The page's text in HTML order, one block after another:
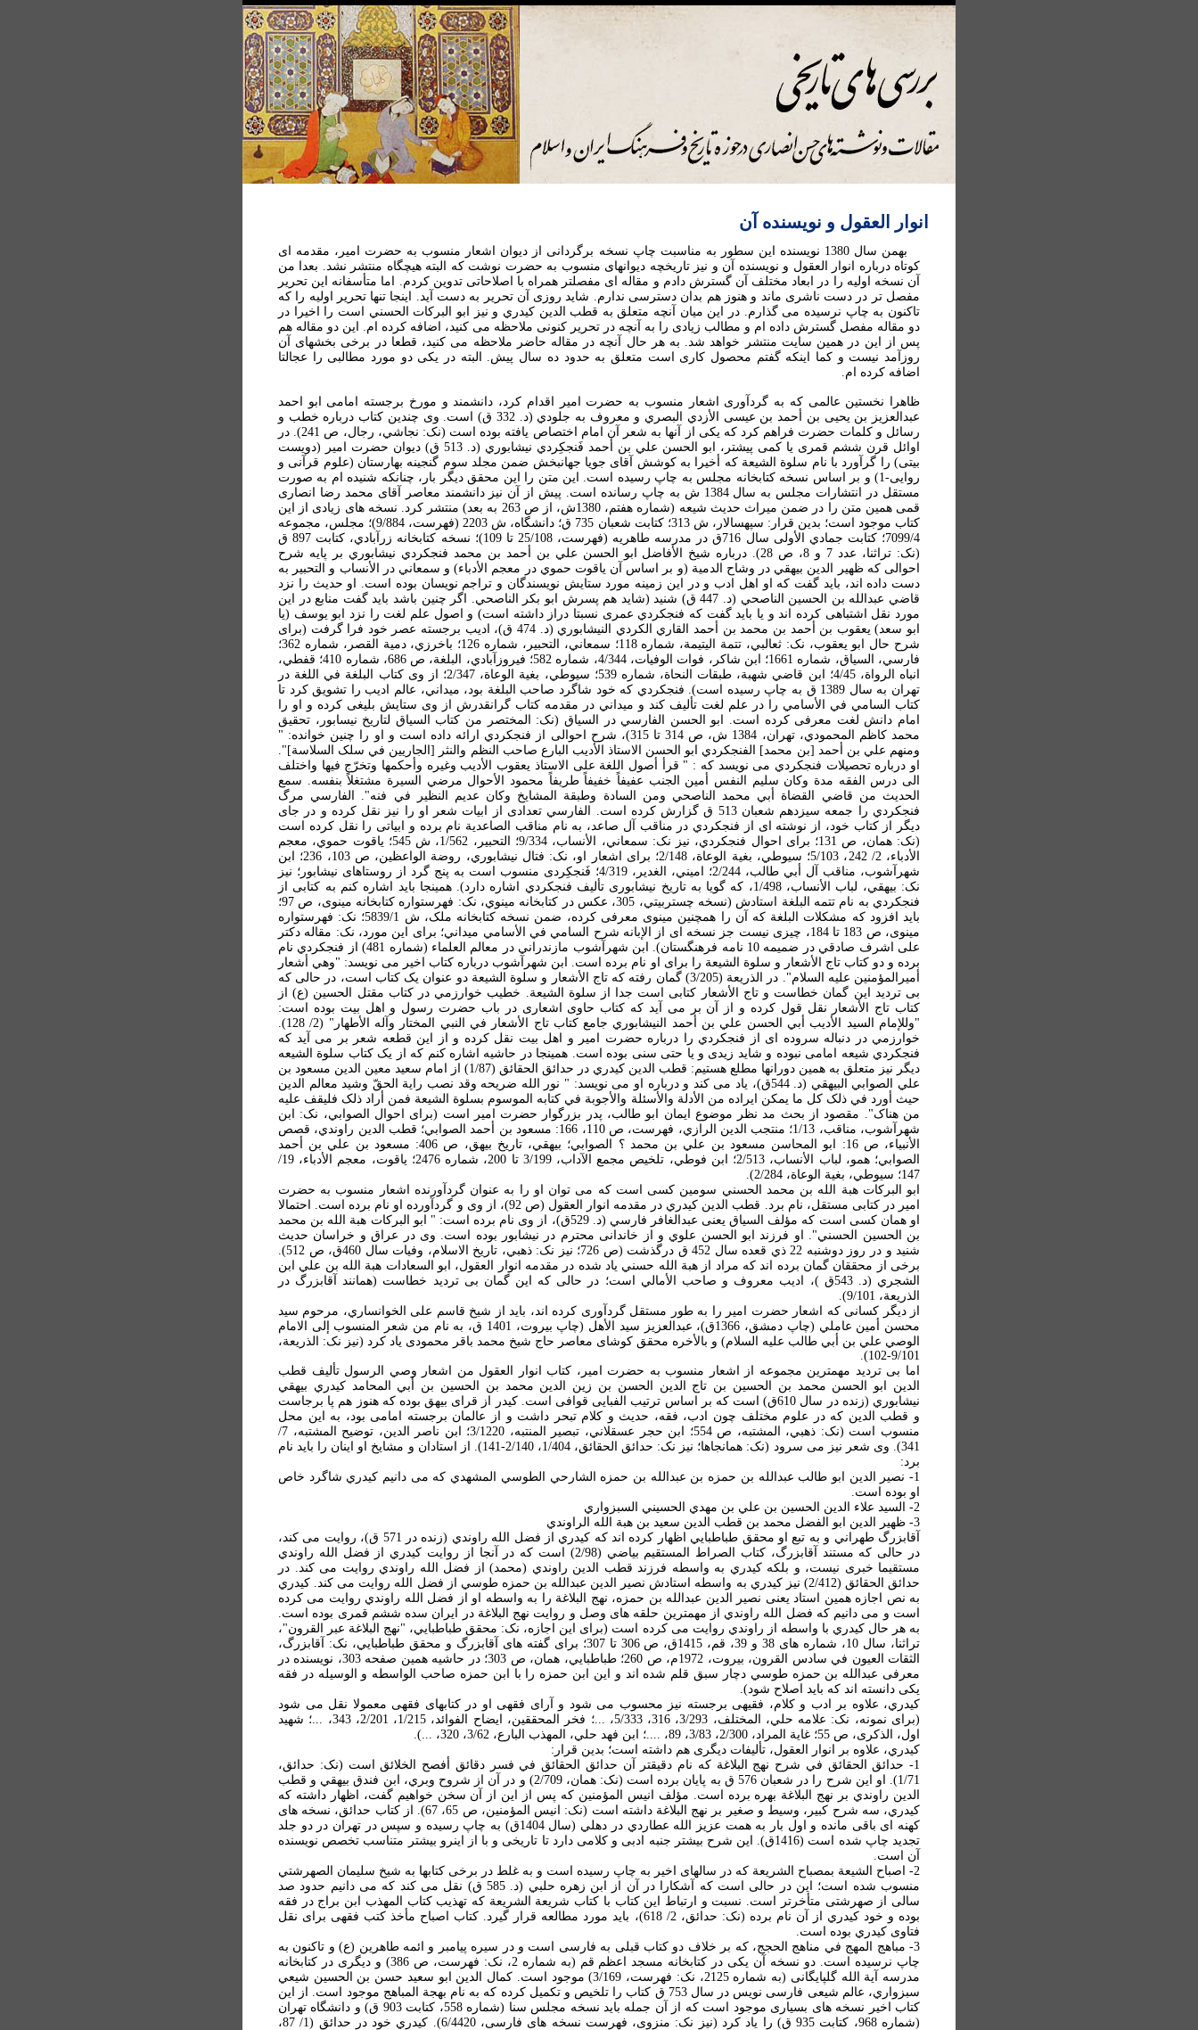
انوار العقول و نويسنده آن
بهمن سال 1380 نويسنده اين سطور به مناسبت چاپ نسخه برگردانی از ديوان اشعار منسوب به حضرت امير، مقدمه ای
کوتاه درباره انوار العقول و نويسنده آن و نيز تاريخچه ديوانهای منسوب به حضرت نوشت که البته هيچگاه منتشر نشد. بعدا من
آن نسخه اوليه را در ابعاد مختلف آن گسترش دادم و مقاله ای مفصلتر همراه با اصلاحاتی تدوين کردم. اما متأسفانه اين تحرير
مفصل تر در دست ناشری ماند و هنوز هم بدان دسترسی ندارم. شايد روزی آن تحرير به دست آيد. اينجا تنها تحرير اوليه را که
تاکنون به چاپ نرسيده می گذارم. در اين ميان آنچه متعلق به قطب الدين کيدري و نيز ابو البرکات الحسني است را اخيرا در
دو مقاله مفصل گسترش داده ام و مطالب زيادی را به آنچه در تحرير کنونی ملاحظه می کنيد، اضافه کرده ام. اين دو مقاله هم
پس از اين در همين سايت منتشر خواهد شد. به هر حال آنچه در مقاله حاضر ملاحظه می کنيد، قطعا در برخی بخشهای آن
روزآمد نيست و کما اينکه گفتم محصول کاری است متعلق به حدود ده سال پيش. البته در يکی دو مورد مطالبی را عجالتا
اضافه کرده ام.
ظاهرا نخستين عالمی که به گردآوری اشعار منسوب به حضرت امير اقدام کرد، دانشمند و مورخ برجسته امامی ابو احمد
عبدالعزيز بن يحيی بن أحمد بن عيسی الأزدي البصري و معروف به جلودي (د. 332 ق) است. وی چندين کتاب درباره خطب و
رسائل و کلمات حضرت فراهم کرد که يکی از آنها به شعر آن امام اختصاص يافته بوده است (نک: نجاشي، رجال، ص 241). در
اوائل قرن ششم قمری يا کمی پيشتر، ابو الحسن علي بن أحمد فَنجکِردي نيشابوري (د. 513 ق) ديوان حضرت امير (دويست
بيتی) را گرآورد با نام سلوة الشيعة که أخيرا به کوشش آقای جويا جهانبخش ضمن مجلد سوم گنجينه بهارستان (علوم قرآنی و
روايی-1) و بر اساس نسخه کتابخانه مجلس به چاپ رسيده است. اين متن را اين محقق ديگر بار، چنانکه شنيده ام به صورت
مستقل در انتشارات مجلس به سال 1384 ش به چاپ رسانده است. پيش از آن نيز دانشمند معاصر آقای محمد رضا انصاری
قمی همين متن را در ضمن ميراث حديث شيعه (شماره هفتم، 1380ش، از ص 263 به بعد) منتشر کرد. نسخه های زيادی از اين
کتاب موجود است؛ بدين قرار: سپهسالار، ش 313؛ کتابت شعبان 735 ق؛ دانشگاه، ش 2203 (فهرست، 9/884)؛ مجلس، مجموعه
7099/4؛ کتابت جمادي الأولی سال 716ق در مدرسه طاهريه (فهرست، 25/108 تا 109)؛ نسخه کتابخانه زرآبادي، کتابت 897 ق
(نک: تراثنا، عدد 7 و 8، ص 28). درباره شيخ الأفاضل ابو الحسن علي بن أحمد بن محمد فنجکردي نيشابوري بر پايه شرح
احوالی که ظهير الدين بيهقي در وشاح الدمية (و بر اساس آن ياقوت حموي در معجم الأدباء) و سمعاني در الأنساب و التحبير به
دست داده اند، بايد گفت که او اهل ادب و در اين زمينه مورد ستايش نويسندگان و تراجم نويسان بوده است. او حديث را نزد
قاضي عبدالله بن الحسين الناصحي (د. 447 ق) شنيد (شايد هم پسرش ابو بکر الناصحي. اگر چنين باشد بايد گفت منابع در اين
مورد نقل اشتباهی کرده اند و يا بايد گفت که فنجکردي عمری نسبتا دراز داشته است) و اصول علم لغت را نزد ابو يوسف (يا
ابو سعد) يعقوب بن أحمد بن محمد بن أحمد القاري الکردي النيشابوري (د. 474 ق)، اديب برجسته عصر خود فرا گرفت (برای
شرح حال ابو يعقوب، نک: ثعالبي، تتمة اليتيمة، شماره 118؛ سمعاني، التحبير، شماره 126؛ باخرزي، دمية القصر، شماره 362؛
فارسي، السياق، شماره 1661؛ ابن شاکر، فوات الوفيات، 4/344، شماره 582؛ فيروزآبادي، البلغة، ص 686، شماره 410؛ قفطي،
انباه الرواة، 4/45؛ ابن قاضي شهبة، طبقات النحاة، شماره 539؛ سيوطي، بغية الوعاة، 2/347؛ از وی کتاب البلغة في اللغة در
تهران به سال 1389 ق به چاپ رسيده است). فنجکردي که خود شاگرد صاحب البلغة بود، ميداني، عالم اديب را تشويق کرد تا
کتاب السامي في الأسامي را در علم لغت تأليف کند و ميداني در مقدمه کتاب گرانقدرش از وی ستايش بليغی کرده و او را
امام دانش لغت معرفی کرده است. ابو الحسن الفارسي در السياق (نک: المختصر من کتاب السياق لتاريخ نيسابور، تحقيق
محمد کاظم المحمودي، تهران، 1384 ش، ص 314 تا 315)، شرح احوالی از فنجکردي ارائه داده است و او را چنين خوانده: "
ومنهم علي بن أحمد [بن محمد] الفنجکردي ابو الحسن الاستاذ الأديب البارع صاحب النظم والنثر [الجاريين في سلک السلاسة]".
او درباره تحصيلات فنجکردي می نويسد که : " قرأ أصول اللغة علی الاستاذ يعقوب الأديب وغيره وأحکمها وتخرّج فيها واختلف
الی درس الفقه مدة وکان سليم النفس أمين الجنب عفيفاً خفيفاً طريفاً محمود الأحوال مرضي السيرة مشتغلاً بنفسه. سمع
الحديث من قاضي القضاة أبي محمد الناصحي ومن السادة وطبقة المشايخ وکان عديم النظير في فنه". الفارسي مرگ
فنجکردي را جمعه سيزدهم شعبان 513 ق گزارش کرده است. الفارسي تعدادی از ابيات شعر او را نيز نقل کرده و در جای
ديگر از کتاب خود، از نوشته ای از فنجکردي در مناقب آل صاعد، به نام مناقب الصاعدية نام برده و ابياتی را نقل کرده است
(نک: همان، ص 131؛ برای احوال فنجکردي، نيز نک: سمعاني، الأنساب، 9/334؛ التحبير، 1/562، ش 545؛ ياقوت حموي، معجم
الأدباء، 2/ 242، 5/103؛ سيوطي، بغية الوعاة، 2/148؛ برای اشعار او، نک: فتال نيشابوري، روضة الواعظين، ص 103، 236؛ ابن
شهرآشوب، مناقب آل أبي طالب، 2/244؛ اميني، الغدير، 4/319؛ فَنجکِردی منسوب است به پنج گرد از روستاهای نيشابور؛ نيز
نک: بيهقي، لباب الأنساب، 1/498، که گويا به تاريخ نيشابوری تأليف فنجکردي اشاره دارد). همينجا بايد اشاره کنم به کتابی از
فنجکردي به نام تتمه البلغة استادش (نسخه چستربيتي، 305، عکس در کتابخانه مينوي، نک: فهرستواره کتابخانه مینوی، ص 97؛
بايد افزود که مشکلات البلغة که آن را همچنين مينوی معرفی کرده، ضمن نسخه کتابخانه ملک، ش 5839/1؛ نک: فهرستواره
مينوی، ص 183 تا 184، چيزی نيست جز نسخه ای از الإبانه شرح السامي في الأسامي ميداني؛ برای اين مورد، نک: مقاله دکتر
علی اشرف صادقي در ضميمه 10 نامه فرهنگستان). ابن شهرآشوب مازندراني در معالم العلماء (شماره 481) از فنجکردي نام
برده و دو کتاب تاج الأشعار و سلوة الشيعة را برای او نام برده است. ابن شهرآشوب درباره کتاب اخير می نويسد: "وهي أشعار
أميرالمؤمنين عليه السلام". در الذريعة (3/205) گمان رفته که تاج الأشعار و سلوة الشيعة دو عنوان يک کتاب است، در حالی که
بی ترديد اين گمان خطاست و تاج الأشعار کتابی است جدا از سلوة الشيعة. خطيب خوارزمي در کتاب مقتل الحسين (ع) از
کتاب تاج الأشعار نقل قول کرده و از آن بر می آيد که کتاب حاوی اشعاری در باب حضرت رسول و اهل بيت بوده است:
"وللإمام السيد الأديب أبي الحسن علي بن أحمد النيشابوري جامع کتاب تاج الأشعار في النبي المختار وآله الأطهار" (2/ 128).
خوارزمي در دنباله سروده ای از فنجکردي را درباره حضرت امير و اهل بيت نقل کرده و از اين قطعه شعر بر می آيد که
فنجکردي شيعه امامی نبوده و شايد زيدی و يا حتی سنی بوده است. همينجا در حاشيه اشاره کنم که از يک کتاب سلوة الشيعه
ديگر نيز متعلق به همين دورانها مطلع هستيم: قطب الدين کيدري در حدائق الحقائق (1/87) از امام سعيد معين الدين مسعود بن
علي الصوابي البيهقي (د. 544ق)، ياد می کند و درباره او می نويسد: " نور الله ضريحه وقد نصب راية الحقّ وشيد معالم الدين
حيث أورد في ذلک کل ما يمکن ايراده من الأدلة والأسئلة والأجوبة في کتابه الموسوم بسلوة الشيعة فمن أراد ذلک فليقف عليه
من هناک". مقصود از بحث مد نظر موضوع ايمان ابو طالب، پدر بزرگوار حضرت امير است (برای احوال الصوابي، نک: ابن
شهرآشوب، مناقب، 1/13؛ منتجب الدين الرازي، فهرست، ص 110، 166: مسعود بن أحمد الصوابي؛ قطب الدين راوندي، قصص
الأنبياء، ص 16: ابو المحاسن مسعود بن علي بن محمد ؟ الصوابي؛ بيهقي، تاريخ بيهق، ص 406: مسعود بن علي بن أحمد
الصوابي؛ همو، لباب الأنساب، 2/513؛ ابن فوطي، تلخيص مجمع الآداب، 3/199 تا 200، شماره 2476؛ ياقوت، معجم الأدباء، 19/
147؛ سيوطي، بغية الوعاة، 2/284).
ابو البرکات هبة الله بن محمد الحسني سومين کسی است که می توان او را به عنوان گردآورنده اشعار منسوب به حضرت
امير در کتابی مستقل، نام برد. قطب الدين کيدري در مقدمه انوار العقول (ص 92)، از وی و گردآورده او نام برده است. احتمالا
او همان کسی است که مؤلف السياق يعنی عبدالغافر فارسي (د. 529ق)، از وی نام برده است: " ابو البرکات هبة الله بن محمد
بن الحسين الحسني". او فرزند ابو الحسن علوي و از خاندانی محترم در نيشابور بوده است. وی در عراق و خراسان حديث
شنيد و در روز دوشنبه 22 ذي قعده سال 452 ق درگذشت (ص 726؛ نيز نک: ذهبي، تاريخ الاسلام، وفيات سال 460ق، ص 512).
برخی از محققان گمان برده اند که مراد از هبة الله حسني ياد شده در مقدمه انوار العقول، ابو السعادات هبة الله بن علي ابن
الشجري (د. 543ق )، اديب معروف و صاحب الأمالي است؛ در حالی که اين گمان بی ترديد خطاست (همانند آقابزرگ در
الذريعة، 9/101).
از ديگر کسانی که اشعار حضرت امير را به طور مستقل گردآوری کرده اند، بايد از شيخ قاسم علی الخوانساري، مرحوم سيد
محسن أمين عاملي (چاپ دمشق، 1366ق)، عبدالعزيز سيد الأهل (چاپ بيروت، 1401 ق، به نام من شعر المنسوب إلی الامام
الوصي علي بن أبي طالب عليه السلام) و بالأخره محقق کوشای معاصر حاج شيخ محمد باقر محمودی ياد کرد (نيز نک: الذريعة،
9/101-102).
اما بی ترديد مهمترين مجموعه از اشعار منسوب به حضرت امير، کتاب انوار العقول من اشعار وصي الرسول تأليف قطب
الدين ابو الحسن محمد بن الحسين بن تاج الدين الحسن بن زين الدين محمد بن الحسين بن أبي المحامد کيدري بيهقي
نيشابوري (زنده در سال 610ق) است که بر اساس ترتيب الفبايی قوافی است. کيدر از قرای بيهق بوده که هنوز هم پا برجاست
و قطب الدين که در علوم مختلف چون ادب، فقه، حديث و کلام تبحر داشت و از عالمان برجسته امامی بود، به اين محل
منسوب است (نک: ذهبي، المشتبه، ص 554؛ ابن حجر عسقلاني، تبصير المنتبه، 3/1220؛ ابن ناصر الدين، توضيح المشتبه، 7/
341). وی شعر نيز می سرود (نک: همانجاها؛ نيز نک: حدائق الحقائق، 1/404، 2/140-141). از استادان و مشايخ او اينان را بايد نام
برد:
1- نصير الدين ابو طالب عبدالله بن حمزه بن عبدالله بن حمزه الشارحي الطوسي المشهدي که می دانيم کيدري شاگرد خاص
او بوده است.
2- السيد علاء الدين الحسين بن علي بن مهدي الحسيني السبزواري
3- ظهير الدين ابو الفضل محمد بن قطب الدين سعيد بن هبة الله الراوندي
آقابزرگ طهراني و به تبع او محقق طباطبايي اظهار کرده اند که کيدري از فضل الله راوندي (زنده در 571 ق)، روايت می کند،
در حالی که مستند آقابزرگ، کتاب الصراط المستقيم بياضي (2/98) است که در آنجا از روايت کيدري از فضل الله راوندي
مستقيما خبری نيست، و بلکه کيدري به واسطه فرزند قطب الدين راوندي (محمد) از فضل الله راوندي روايت می کند. در
حدائق الحقائق (2/412) نيز کيدري به واسطه استادش نصير الدين عبدالله بن حمزه طوسي از فضل الله روايت می کند. کيدري
به نص اجازه همين استاد يعنی نصير الدين عبدالله بن حمزه، نهج البلاغة را به واسطه او از فضل الله راوندي روايت می کرده
است و می دانيم که فضل الله راوندي از مهمترين حلقه های وصل و روايت نهج البلاغة در ايران سده ششم قمری بوده است.
به هر حال کيدري با واسطه از راوندي روايت می کرده است (برای اين اجازه، نک: محقق طباطبايي، "نهج البلاغة عبر القرون"،
تراثنا، سال 10، شماره های 38 و 39، قم، 1415ق، ص 306 تا 307؛ برای گفته های آقابزرگ و محقق طباطبايي، نک: آقابزرگ،
الثقات العيون في سادس القرون، بيروت، 1972م، ص 260؛ طباطبايي، همان، ص 303؛ در حاشيه همين صفحه 303، نويسنده در
معرفی عبدالله بن حمزه طوسي دچار سبق قلم شده اند و اين ابن حمزه را با ابن حمزه صاحب الواسطه و الوسيله در فقه
يکی دانسته اند که بايد اصلاح شود).
کيدري، علاوه بر ادب و کلام، فقيهی برجسته نيز محسوب می شود و آرای فقهی او در کتابهای فقهی معمولا نقل می شود
(برای نمونه، نک: علامه حلي، المختلف، 3/293، 316، 5/333، ...؛ فخر المحققين، ايضاح الفوائد، 1/215، 2/201، 343، ...؛ شهيد
اول، الذکری، ص 55؛ غاية المراد، 2/300، 3/83، 89، ....؛ ابن فهد حلي، المهذب البارع، 3/62، 320، ...).
کيدري، علاوه بر انوار العقول، تأليفات ديگری هم داشته است؛ بدين قرار:
1- حدائق الحقائق في شرح نهج البلاغة که نام دقيقتر آن حدائق الحقائق في فسر دقائق أفصح الخلائق است (نک: حدائق،
1/71). او اين شرح را در شعبان 576 ق به پايان برده است (نک: همان، 2/709) و در آن از شروح وبري، ابن فندق بيهقي و قطب
الدين راوندي بر نهج البلاغة بهره برده است. مؤلف انيس المؤمنين که پس از اين از آن سخن خواهيم گفت، اظهار داشته که
کيدري، سه شرح کبير، وسيط و صغير بر نهج البلاغة داشته است (نک: انيس المؤمنين، ص 65، 67). از کتاب حدائق، نسخه های
کهنه ای باقی مانده و اول بار به همت عزيز الله عطاردي در دهلي (سال 1404ق) به چاپ رسيده و سپس در تهران در دو جلد
تجديد چاپ شده است (1416ق). اين شرح بيشتر جنبه ادبی و کلامی دارد تا تاريخی و با از اينرو بيشتر متناسب تخصص نويسنده
آن است.
2- اصباح الشيعة بمصباح الشريعة که در سالهای اخير به چاپ رسيده است و به غلط در برخی کتابها به شيخ سليمان الصهرشتي
منسوب شده است؛ اين در حالی است که آشکارا در آن از ابن زهره حلبي (د. 585 ق) نقل می کند که می دانيم حدود صد
سالی از صهرشتی متأخرتر است. نسبت و ارتباط اين کتاب با کتاب شريعة الشريعة که تهذيب کتاب المهذب ابن براج در فقه
بوده و خود کيدري از آن نام برده (نک: حدائق، 2/ 618)، بايد مورد مطالعه قرار گيرد. کتاب اصباح مأخذ کتب فقهی برای نقل
فتاوی کيدري بوده است.
3- مباهج المهج في مناهج الحجج، که بر خلاف دو کتاب قبلی به فارسی است و در سيره پيامبر و ائمه طاهرين (ع) و تاکنون به
چاپ نرسيده است. دو نسخه آن يکی در کتابخانه مسجد اعظم قم (به شماره 2، نک: فهرست، ص 386) و ديگری در کتابخانه
مدرسه آية الله گلپايگانی (به شماره 2125، نک: فهرست، 3/169) موجود است. کمال الدين ابو سعيد حسن بن الحسين شيعي
سبزواري، عالم شيعی فارسی نويس در سال 753 ق کتاب را تلخيص و تکميل کرده که به نام بهجة المباهج موجود است. از اين
کتاب اخير نسخه های بسياری موجود است که از آن جمله بايد نسخه مجلس سنا (شماره 558، کتابت 903 ق) و دانشگاه تهران
(شماره 968، کتابت 935 ق) را ياد کرد (نيز نک: منزوی، فهرست نسخه های فارسی، 6/4420). کيدري خود در حدائق (1/ 87،